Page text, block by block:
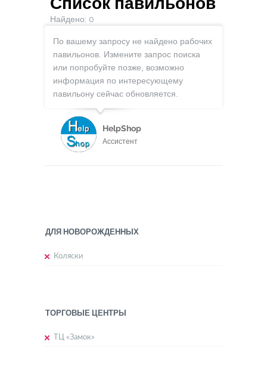
Найдено: 0
По вашему запросу не найдено рабочих
павильонов. Измените запрос поиска
или попробуйте позже, возможно
информация по интересующему
павильону сейчас обновляется.
HelpShop
Ассистент
ДЛЯ НОВОРОЖДЕННЫХ
Коляски
ТОРГОВЫЕ ЦЕНТРЫ
ТЦ «Замок»